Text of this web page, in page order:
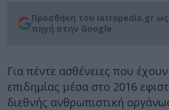
Προσθήκη του iatropedia.gr
πηγή στην Google
Για πέντε ασθένειες που
επιδημίας μέσα στο 2016
διεθνής ανθρωπιστική